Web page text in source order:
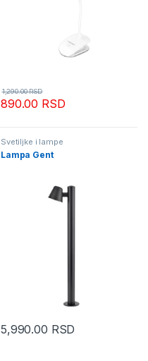
890.00 RSD
1,290.00RSD
Svetiljke i lampe
Lampa Gent
5,990.00 RSD